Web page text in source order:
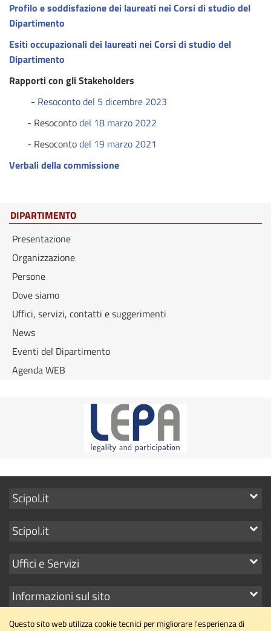
Profilo e soddisfazione dei laureati nei Corsi di studio del
Dipartimento
Esiti occupazionali dei laureati nei Corsi di studio del
Dipartimento
Rapporti con gli Stakeholders
- Resoconto del 5 dicembre 2023
- Resocontodel 18 marzo 2022
- Resocontodel 19 marzo 2021
Verbali della commissione
DIPARTIMENTO
Presentazione
Organizzazione
Persone
Dove siamo
Uffici, servizi, contatti e suggerimenti
News
Eventi del Dipartimento
Agenda WEB
Mostra
link
Scipol.it
Mostra
link
Scipol.it
Mostra
link
Uffici e Servizi
Mostra
Informazioni sul sito
Questo sito web utilizza cookie tecnici per migliorare l'esperienza di